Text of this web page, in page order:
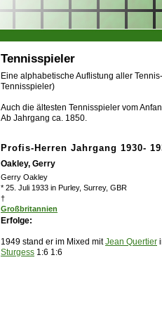
Tennisspieler
Eine alphabetische Auflistung aller
Tennisspieler)
Auch die ältesten Tennisspieler vom
Ab Jahrgang ca. 1850.
Profis-Herren Jahrgang 1930-
Oakley, Gerry
Gerry Oakley
* 25. Juli 1933 in Purley, Surrey, GBR
†
Großbritannien
Erfolge:
1949 stand er im Mixed mitJean Quertier
Sturgess 1:6 1:6